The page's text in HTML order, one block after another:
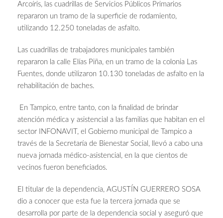
Arcoíris, las cuadrillas de Servicios Públicos Primarios
repararon un tramo de la superficie de rodamiento,
utilizando 12.250 toneladas de asfalto.
Las cuadrillas de trabajadores municipales también
repararon la calle Elías Piña, en un tramo de la colonia Las
Fuentes, donde utilizaron 10.130 toneladas de asfalto en la
rehabilitación de baches.
En Tampico, entre tanto, con la finalidad de brindar
atención médica y asistencial a las familias que habitan en el
sector INFONAVIT, el Gobierno municipal de Tampico a
través de la Secretaría de Bienestar Social, llevó a cabo una
nueva jornada médico-asistencial, en la que cientos de
vecinos fueron beneficiados.
El titular de la dependencia, AGUSTÍN GUERRERO SOSA
dio a conocer que esta fue la tercera jornada que se
desarrolla por parte de la dependencia social y aseguró que